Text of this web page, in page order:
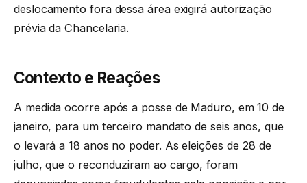
deslocamento fora dessa área exigirá autorização
prévia da Chancelaria.
Contexto e Reações
A medida ocorre após a posse de Maduro, em 10 de
janeiro, para um terceiro mandato de seis anos, que
o levará a 18 anos no poder. As eleições de 28 de
julho, que o reconduziram ao cargo, foram